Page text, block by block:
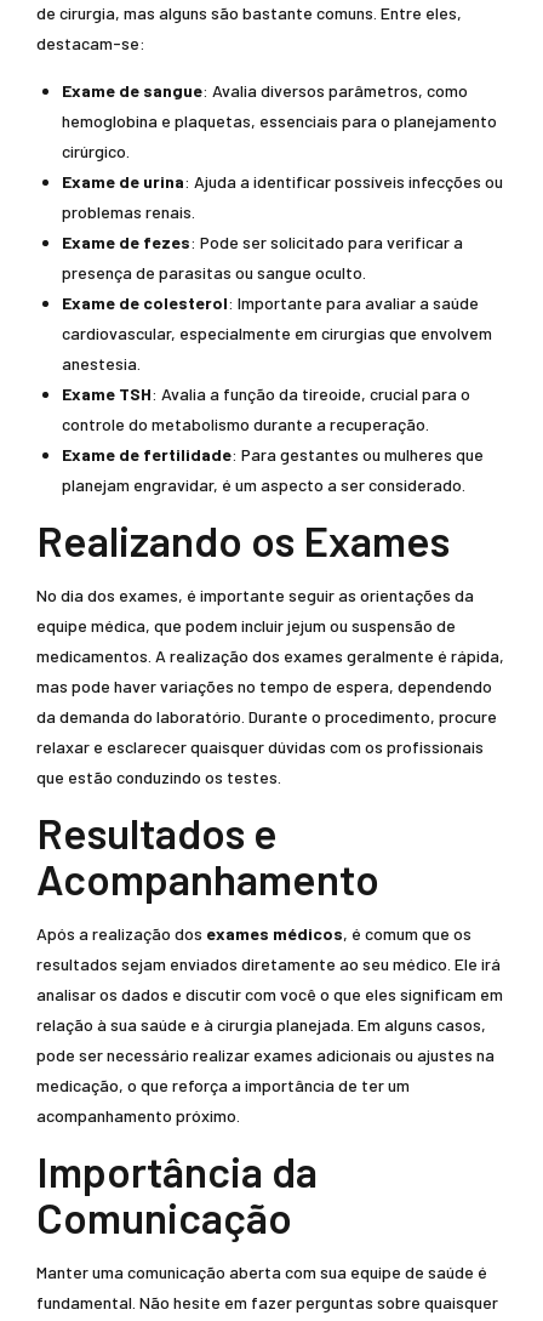
de cirurgia, mas alguns são bastante comuns. Entre eles,
destacam-se:
Exame de sangue: Avalia diversos parâmetros, como
hemoglobina e plaquetas, essenciais para o planejamento
cirúrgico.
Exame de urina: Ajuda a identificar possíveis infecções ou
problemas renais.
Exame de fezes: Pode ser solicitado para verificar a
presença de parasitas ou sangue oculto.
Exame de colesterol: Importante para avaliar a saúde
cardiovascular, especialmente em cirurgias que envolvem
anestesia.
Exame TSH: Avalia a função da tireoide, crucial para o
controle do metabolismo durante a recuperação.
Exame de fertilidade: Para gestantes ou mulheres que
planejam engravidar, é um aspecto a ser considerado.
Realizando os Exames
No dia dos exames, é importante seguir as orientações da
equipe médica, que podem incluir jejum ou suspensão de
medicamentos. A realização dos exames geralmente é rápida,
mas pode haver variações no tempo de espera, dependendo
da demanda do laboratório. Durante o procedimento, procure
relaxar e esclarecer quaisquer dúvidas com os profissionais
que estão conduzindo os testes.
Resultados e
Acompanhamento
Após a realização dos exames médicos, é comum que os
resultados sejam enviados diretamente ao seu médico. Ele irá
analisar os dados e discutir com você o que eles significam em
relação à sua saúde e à cirurgia planejada. Em alguns casos,
pode ser necessário realizar exames adicionais ou ajustes na
medicação, o que reforça a importância de ter um
acompanhamento próximo.
Importância da
Comunicação
Manter uma comunicação aberta com sua equipe de saúde é
fundamental. Não hesite em fazer perguntas sobre quaisquer